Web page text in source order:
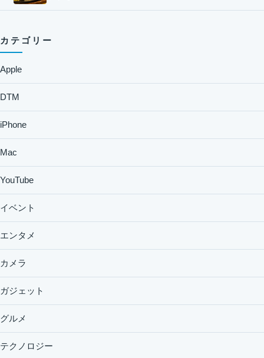
カテゴリー
Apple
DTM
iPhone
Mac
YouTube
イベント
エンタメ
カメラ
ガジェット
グルメ
テクノロジー